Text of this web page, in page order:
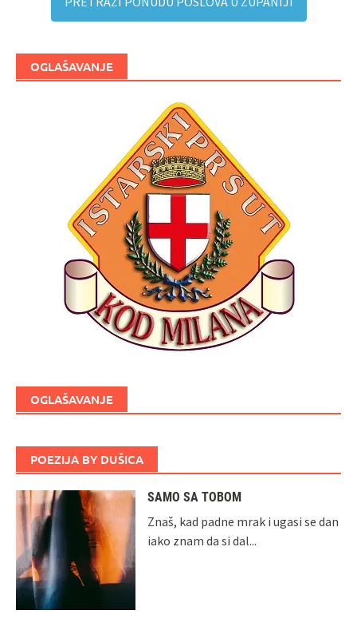
OGLAŠAVANJE
OGLAŠAVANJE
POEZIJA BY DUŠICA
SAMO SA TOBOM
Znaš, kad padne mrak i ugasi se dan
iako znam da si dal...